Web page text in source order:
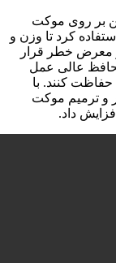
بر روی موکت
کرد تا وزن و
معرض خطر قرار
عالی عمل
حفاظت کنند. با
و ترمیم موکت
داد.